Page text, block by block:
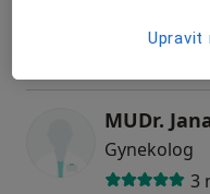
MUDr. David Heczko
MUDr. Jana Daňková
MUDr. Michal Mrózek
MUDr. Magda Szewczyk
MUDr. Iva Ullmanová
Gynekolog
MUDr.
Gynekolog
3
Upravit